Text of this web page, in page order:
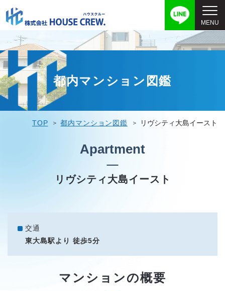
都内マンション図鑑
TOP 都内マンション図鑑 リヴシティ大島イースト
Apartment
リヴシティ大島イースト
交通
東大島駅より 徒歩5分
マンションの概要